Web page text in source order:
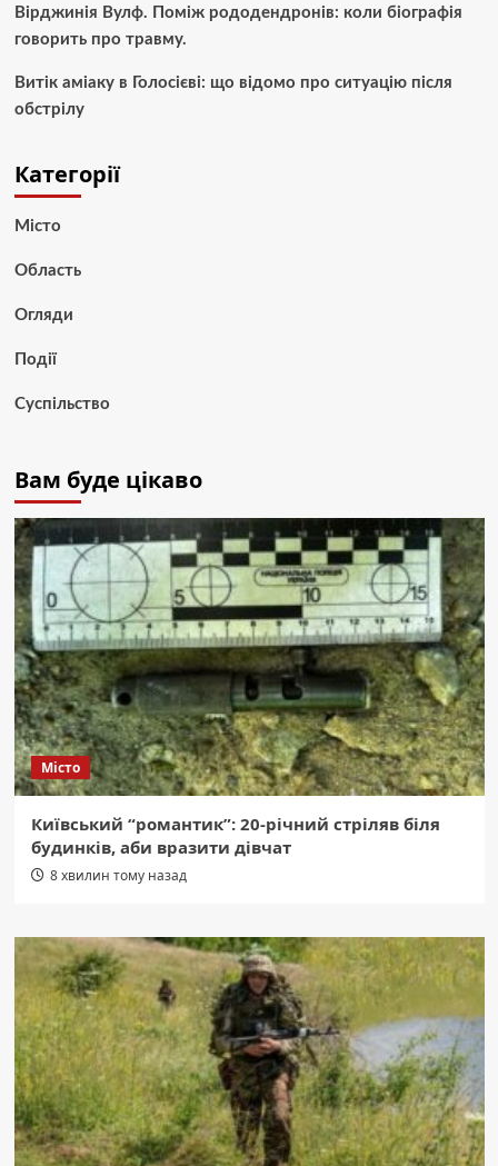
Вірджинія Вулф. Поміж рододендронів: коли біографія
говорить про травму.
Витік аміаку в Голосієві: що відомо про ситуацію після
обстрілу
Категорії
Місто
Область
Огляди
Події
Суспільство
Вам буде цікаво
Місто
Київський “романтик”: 20-річний стріляв біля
будинків, аби вразити дівчат
8 хвилин тому назад